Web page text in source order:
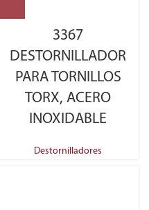
3367
DESTORNILLADOR
PARA TORNILLOS
TORX, ACERO
INOXIDABLE
Destornilladores